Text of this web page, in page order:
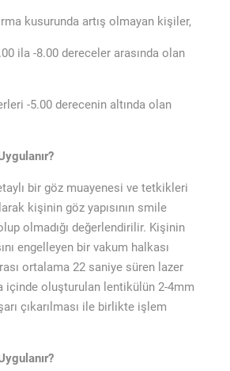
kusurunda artış olmayan kişiler,
ila -8.00 dereceler arasında olan
-5.00 derecenin altında olan
bir göz muayenesi ve tetkikleri
kişinin göz yapısının smile
olmadığı değerlendirilir. Kişinin
engelleyen bir vakum halkası
ortalama 22 saniye süren lazer
içinde oluşturulan lentikülün 2-4mm
çıkarılması ile birlikte işlem